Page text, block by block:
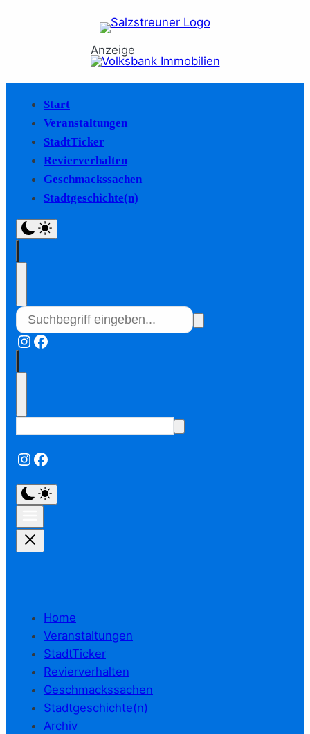
Anzeige
Start
Veranstaltungen
StadtTicker
Revierverhalten
Geschmackssachen
Stadtgeschichte(n)
Instagram
Facebook
Instagram
Facebook
Home
Veranstaltungen
StadtTicker
Revierverhalten
Geschmackssachen
Stadtgeschichte(n)
Archiv